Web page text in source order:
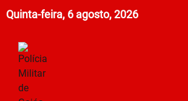
Quinta-feira, 6 agosto, 2026